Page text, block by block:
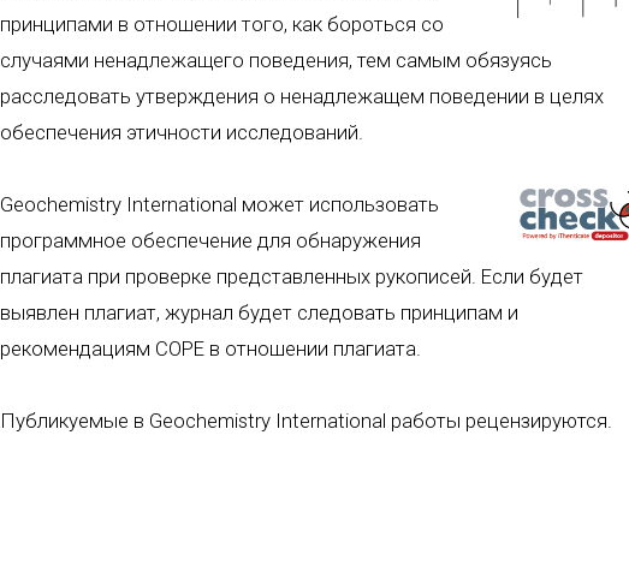
принципами в отношении того, как бороться со
случаями ненадлежащего поведения, тем самым обязуясь
расследовать утверждения о ненадлежащем поведении в целях
обеспечения этичности исследований.
Geochemistry International может использовать
программное обеспечение для обнаружения
плагиата при проверке представленных рукописей. Если будет
выявлен плагиат, журнал будет следовать принципам и
рекомендациям COPE в отношении плагиата.
Публикуемые в Geochemistry International работы рецензируются.